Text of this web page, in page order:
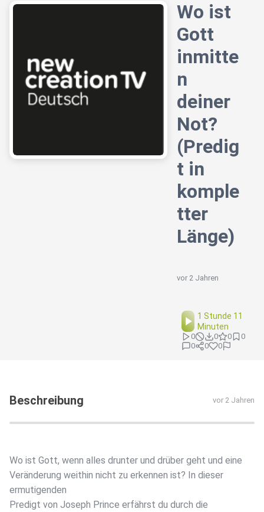
Wo ist
Gott
inmitte
n
deiner
Not?
(Predig
t in
komple
tter
Länge)
vor 2 Jahren
1 Stunde 11
Minuten
0 0 0
0
0
0 0
Beschreibung vor 2 Jahren
Wo ist Gott, wenn alles drunter und drüber geht und eine
Veränderung weithin nicht zu erkennen ist? In dieser
ermutigenden
Predigt von Joseph Prince erfährst du durch die